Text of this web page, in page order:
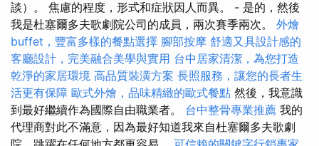
談）。 焦慮的程度，形式和症狀因人而異。 - 是的，然後
我是杜塞爾多夫歌劇院公司的成員，兩次賽季兩次。 外燴
buffet，豐富多樣的餐點選擇 腳部按摩 舒適又具設計感的
客廳設計，完美融合美學與實用 台中居家清潔，為您打造
乾淨的家居環境 高品質裝潢方案 長照服務，讓您的長者生
活更有保障 歐式外燴，品味精緻的歐式餐點 然後，我意識
到最好繼續作為國際自由職業者。 台中整骨專業推薦 我的
代理商對此不滿意，因為最好知道我來自杜塞爾多夫歌劇